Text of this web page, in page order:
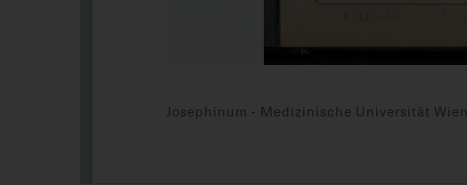
Josephinum - Medizinische Universität Wien